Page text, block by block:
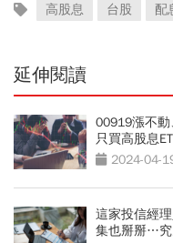
高股息 台股 配
延伸閱讀
00919漲不動
只買高股息
賺？2024-04-
這家投信經
集也掰掰…究